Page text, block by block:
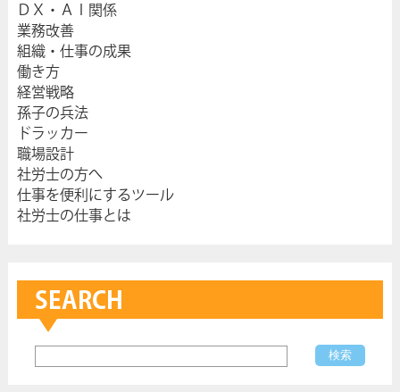
ＤＸ・ＡＩ関係
業務改善
組織・仕事の成果
働き方
経営戦略
孫子の兵法
ドラッカー
職場設計
社労士の方へ
仕事を便利にするツール
社労士の仕事とは
SEARCH